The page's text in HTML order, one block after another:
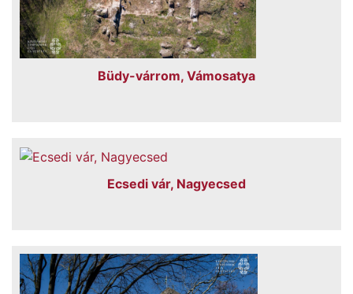
Büdy-várrom, Vámosatya
Ecsedi vár, Nagyecsed